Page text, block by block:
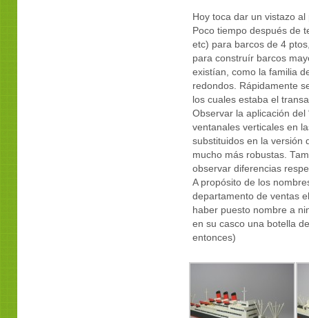
Hoy toca dar un vistazo
Poco tiempo después de
etc) para barcos de 4
para construír barcos
existían, como la familia
redondos. Rápidamente
los cuales estaba el
Observar la aplicación del
ventanales verticales en
substituidos en la versión
mucho más robustas.
observar diferencias
A propósito de los
departamento de ventas
haber puesto nombre a
en su casco una botella
entonces)